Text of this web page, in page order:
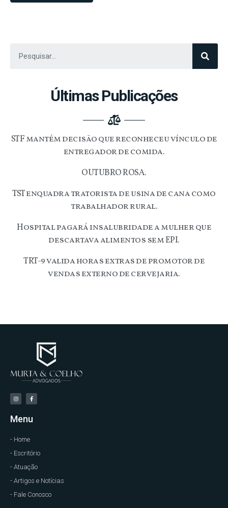
Últimas Publicações
STF mantém decisão que reconheceu vínculo de
entregador de comida.
OUTUBRO ROSA.
TST enquadra tratorista de usina de cana como
trabalhador rural.
Hospital pagará insalubridade a mulher que
descartava alimentos sem EPI.
TRT-9 valida horas extras de promotor de
vendas externo de cervejaria.
Menu
- Home
- Escritório
- Atuação
- Artigos e Notícias
- Fale Conosco